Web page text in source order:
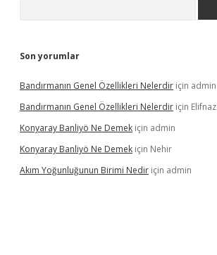
Son yorumlar
Bandırmanın Genel Özellikleri Nelerdir için admin
Bandırmanın Genel Özellikleri Nelerdir için Elifnaz
Konyaray Banliyö Ne Demek için admin
Konyaray Banliyö Ne Demek için Nehir
Akım Yoğunluğunun Birimi Nedir için admin